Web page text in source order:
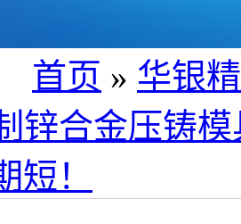
首页 » 华银
锌合金压铸
短！